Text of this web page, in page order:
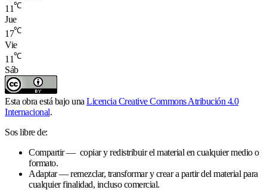
11℃
Jue
17℃
Vie
11℃
Sáb
Esta obra está bajo una Licencia Creative Commons Atribución 4.0
Internacional.
Sos libre de:
Compartir — copiar y redistribuir el material en cualquier medio o
formato.
Adaptar — remezclar, transformar y crear a partir del material para
cualquier finalidad, incluso comercial.